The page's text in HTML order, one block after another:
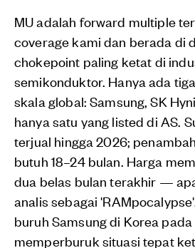
MU adalah forward multiple
coverage kami dan berada di
chokepoint paling ketat di
semikonduktor. Hanya ada
skala global: Samsung, SK
hanya satu yang listed di AS.
terjual hingga 2026;
butuh 18–24 bulan. Harga
dua belas bulan terakhir —
analis sebagai
buruh Samsung di Korea
memperburuk situasi tepat